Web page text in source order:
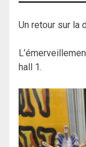
Un retour sur la
hall 1.